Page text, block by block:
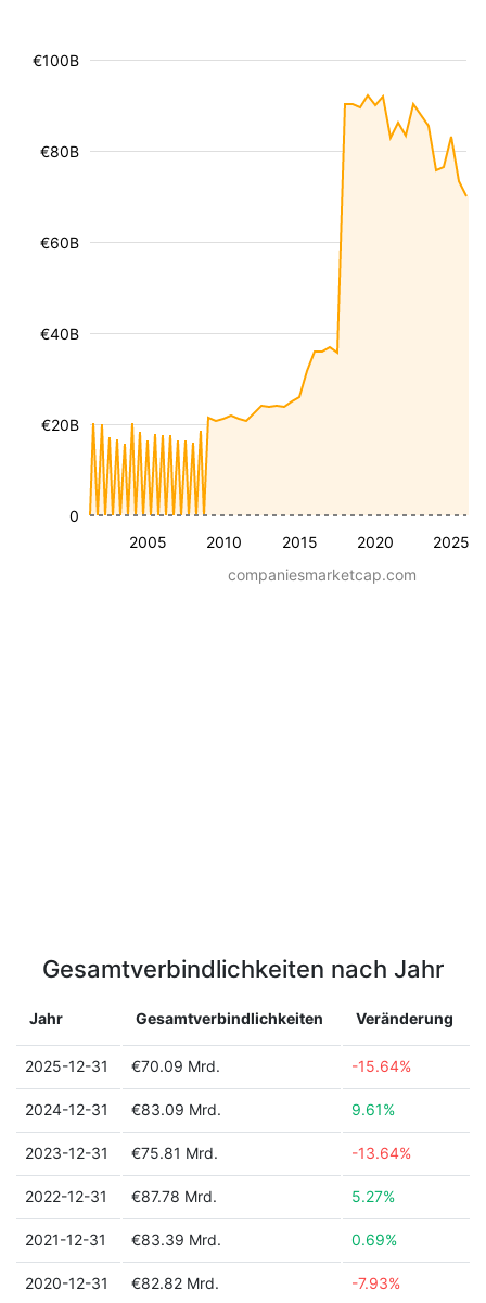
2005 2010 2015 2020 2025
€20B
€40B
€60B
€80B
€100B
0
companiesmarketcap.com
Gesamtverbindlichkeiten nach Jahr
Jahr Gesamtverbindlichkeiten Veränderung
2025-12-31 €70.09 Mrd. -15.64%
2024-12-31 €83.09 Mrd. 9.61%
2023-12-31 €75.81 Mrd. -13.64%
2022-12-31 €87.78 Mrd. 5.27%
2021-12-31 €83.39 Mrd. 0.69%
2020-12-31 €82.82 Mrd. -7.93%